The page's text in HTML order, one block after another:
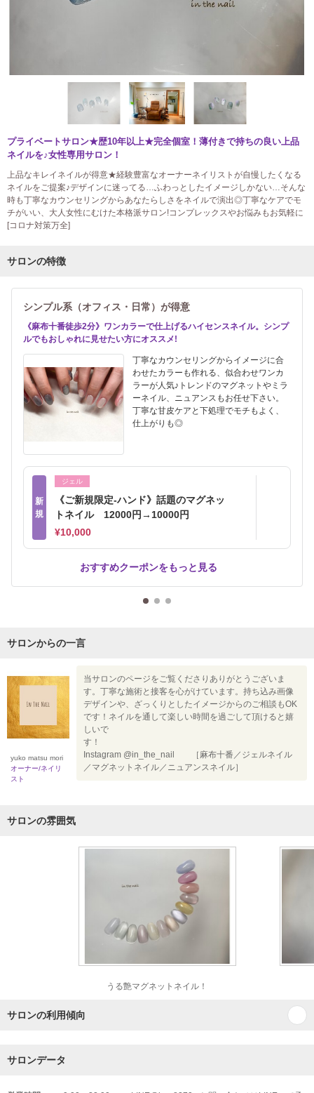
プライベートサロン★歴10年以上★完全個室！薄付きで持ちの良い上品
ネイルを♪女性専用サロン！
上品なキレイネイルが得意★経験豊富なオーナーネイリストが自慢したくなる
ネイルをご提案♪デザインに迷ってる…ふわっとしたイメージしかない…そんな
時も丁寧なカウンセリングからあなたらしさをネイルで演出◎丁寧なケアでモ
チがいい、大人女性にむけた本格派サロン!コンプレックスやお悩みもお気軽に
[コロナ対策万全]
サロンの特徴
シンプル系（オフィス・日常）が得意
《麻布十番徒歩2分》ワンカラーで仕上げるハイセンスネイル。シンプ
ルでもおしゃれに見せたい方にオススメ!
丁寧なカウンセリングからイメージに合
わせたカラーも作れる、似合わせワンカ
ラーが人気♪トレンドのマグネットやミラ
ーネイル、ニュアンスもお任せ下さい。
丁寧な甘皮ケアと下処理でモチもよく、
仕上がりも◎
新
規
ジェル
《ご新規限定-ハンド》話題のマグネッ
トネイル 12000円→10000円
¥10,000
おすすめクーポンをもっと見る
サロンからの一言
yuko matsu mori
オーナー/ネイリ
スト
当サロンのページをご覧くださりありがとうございま
す。丁寧な施術と接客を心がけています。持ち込み画像
デザインや、ざっくりとしたイメージからのご相談もOK
です！ネイルを通して楽しい時間を過ごして頂けると嬉
しいで
す
Instagram @in_the_nail ［麻布十番／ジェルネイル
／マグネットネイル／ニュアンスネイル］
サロンの雰囲気
うる艶マグネットネイル！
サロンの利用傾向
サロンデータ